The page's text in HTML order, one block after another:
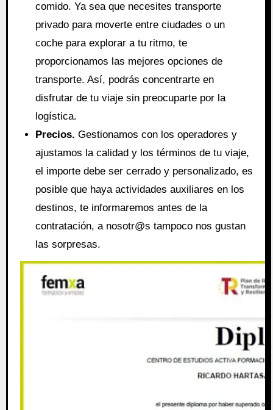
comido. Ya sea que necesites transporte
privado para moverte entre ciudades o un
coche para explorar a tu ritmo, te
proporcionamos las mejores opciones de
transporte. Así, podrás concentrarte en
disfrutar de tu viaje sin preocuparte por la
logística.
Precios. Gestionamos con los operadores y
ajustamos la calidad y los términos de tu viaje,
el importe debe ser cerrado y personalizado, es
posible que haya actividades auxiliares en los
destinos, te informaremos antes de la
contratación, a nosotr@s tampoco nos gustan
las sorpresas.